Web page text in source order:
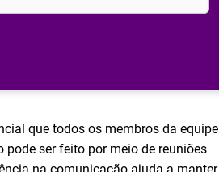
que todos os membros da equipe
ser feito por meio de reuniões